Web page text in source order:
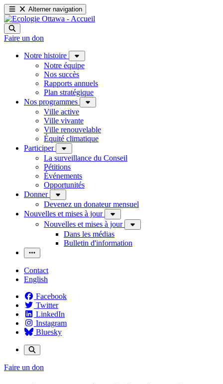
Alterner navigation
Faire un don
Notre histoire
Notre équipe
Nos succès
Rapports annuels
Plan stratégique
Nos programmes
Ville active
Ville vivante
Ville renouvelable
Équité climatique
Participer
La surveillance du Conseil
Pétitions
Événements
Opportunités
Donner
Devenez un donateur mensuel
Nouvelles et mises à jour
Nouvelles et mises à jour
Dans les médias
Bulletin d'information
Contact
English
Facebook
Twitter
LinkedIn
Instagram
Bluesky
Faire un don